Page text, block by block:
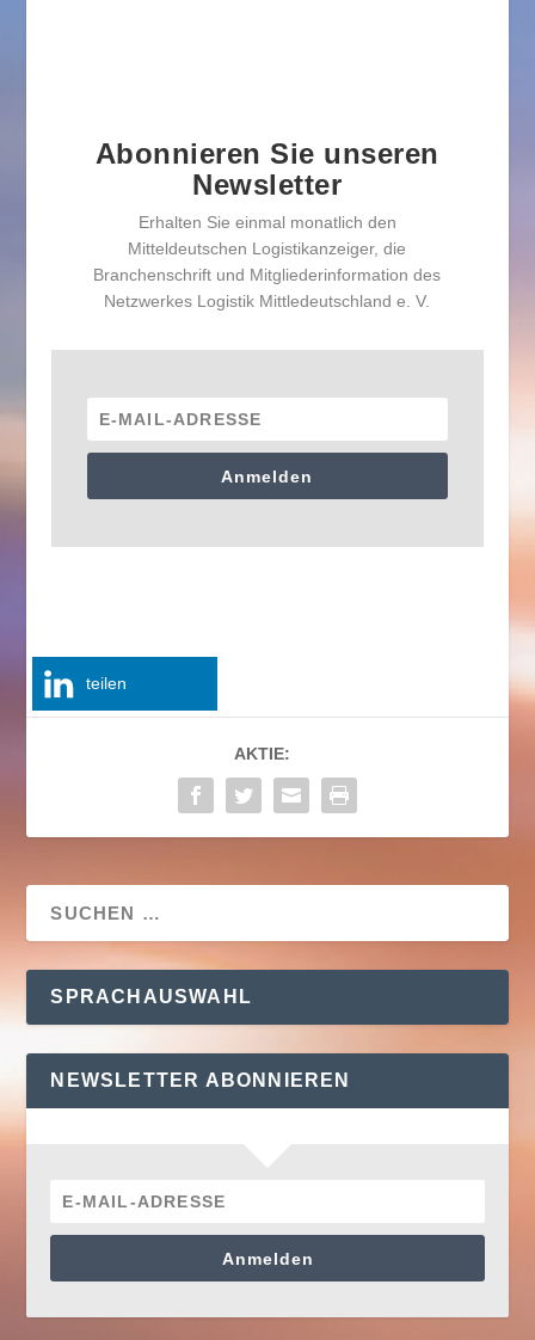
Abonnieren Sie unseren
Newsletter
Erhalten Sie einmal monatlich den
Mitteldeutschen Logistikanzeiger, die
Branchenschrift und Mitgliederinformation des
Netzwerkes Logistik Mittledeutschland e. V.
Anmelden
teilen
AKTIE:
SPRACHAUSWAHL
NEWSLETTER ABONNIEREN
Anmelden